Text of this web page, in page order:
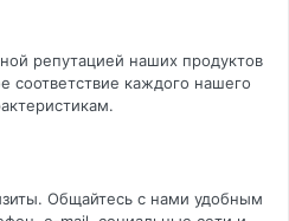
репутацией наших продуктов
соответствие каждого нашего
Общайтесь с нами удобным